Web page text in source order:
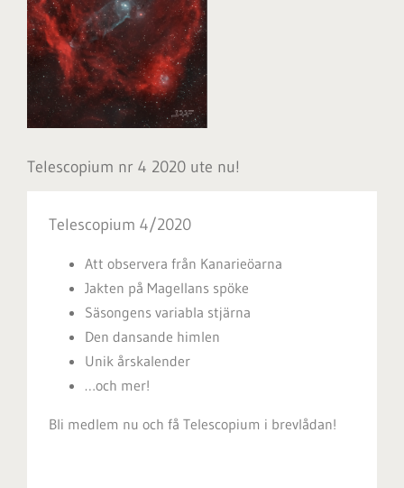
Telescopium nr 4 2020 ute nu!
Telescopium 4/2020
Att observera från Kanarieöarna
Jakten på Magellans spöke
Säsongens variabla stjärna
Den dansande himlen
Unik årskalender
…och mer!
Bli medlem nu och få Telescopium i brevlådan!